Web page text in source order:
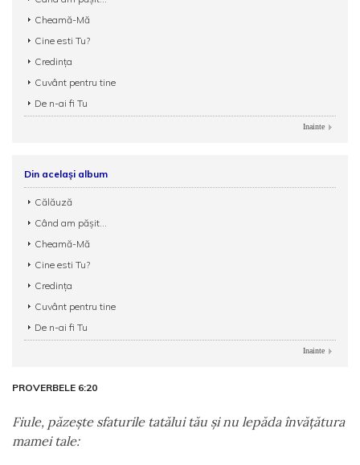
Cheamă-Mă
Cine esti Tu?
Credința
Cuvânt pentru tine
De n-ai fi Tu
Inainte
Din același album
Călăuză
Când am pășit...
Cheamă-Mă
Cine esti Tu?
Credința
Cuvânt pentru tine
De n-ai fi Tu
Inainte
PROVERBELE 6:20
Fiule, păzeşte sfaturile tatălui tău şi nu lepăda învăţătura
mamei tale: